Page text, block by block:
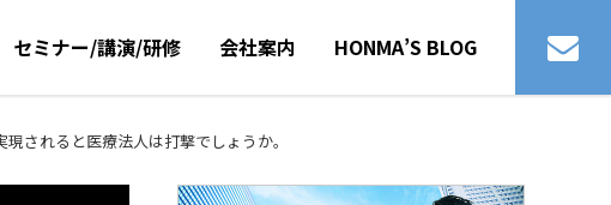
セミナー/講演/研修 会社案内 HONMA’S BLOG
されると医療法人は打撃でしょうか。